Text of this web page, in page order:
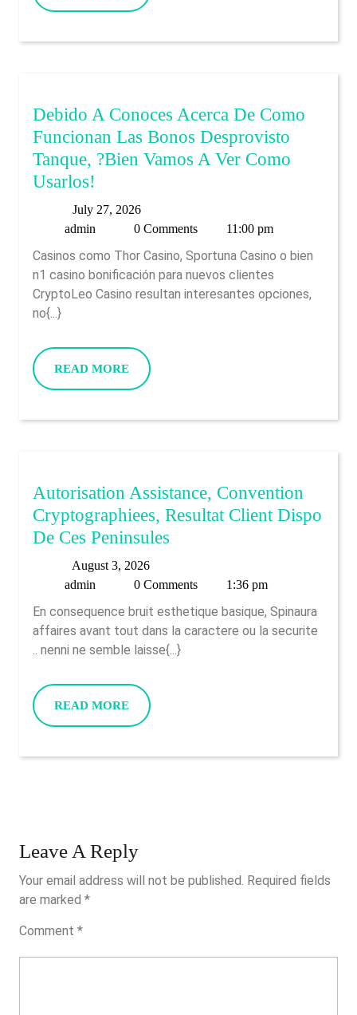
Gaming
MORE
Debido A Conoces Acerca De Como
Funcionan Las Bonos Desprovisto
Tanque, ?bien Vamos A Ver Como
Usarlos!
A
Conoces
Acerca
De
Como
Bonos
Desprovisto
?
A
Ver
Como
Usarlos!
July 27, 2026July
27,
admin 0 Comments 11:00 pm
Casinos como Thor Casino, Sportuna Casino o bien
n1 casino bonificación para nuevos clientes
CryptoLeo Casino resultan interesantes opciones,
no{...}
READ MOREREAD
MORE
Autorisation Assistance, Convention
Cryptographiees, Resultat Client Dispo
De Ces Peninsules
Convention
Cryptographiees,
Resultat
Client
August 3, 2026August
3,
admin 0 Comments 1:36 pm
En consequence bruit esthetique basique, Spinaura
affaires avant tout dans la caractere ou la securite
.. nenni ne semble laisse{...}
READ MOREREAD
MORE
Leave A Reply
Your email address will not be published. Required fields
are marked *
Comment *